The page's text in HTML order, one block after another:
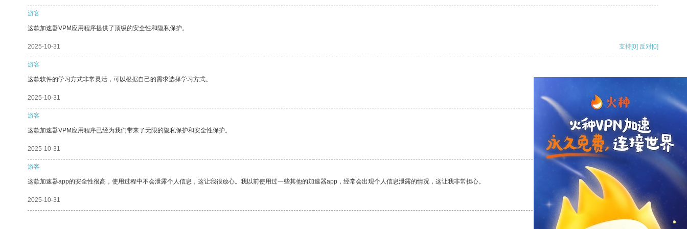
游客
这款加速器VPM应用程序提供了顶级的安全性和隐私保护。
2025-10-31 支持[0] 反对[0]
游客
这款软件的学习方式非常灵活，可以根据自己的需求选择学习方式。
2025-10-31 支持
游客
这款加速器VPM应用程序已经为我们带来了无限的隐私保护和安全性保护。
2025-10-31 支持[0] 反对[0]
游客
这款加速器app的安全性很高，使用过程中不会泄露个人信息，这让我很放心。我以前使用过一些其他的加速器app，经常会出现个人信息泄露的情况，这让我非常担心。
2025-10-31 支持[0] 反对[0]